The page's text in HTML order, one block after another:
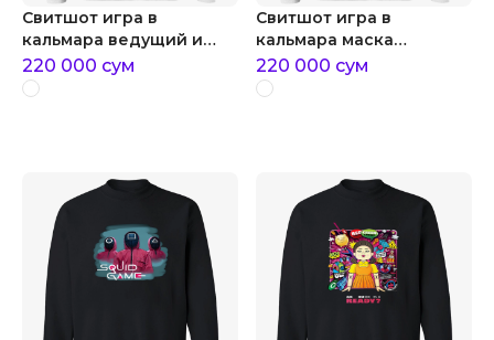
Свитшот игра в
кальмара ведущий и
охранники
220 000 сум
Свитшот игра в
кальмара маска
ведущего игра в
кальмара
220 000 сум